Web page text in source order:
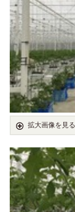
拡大画像を見る